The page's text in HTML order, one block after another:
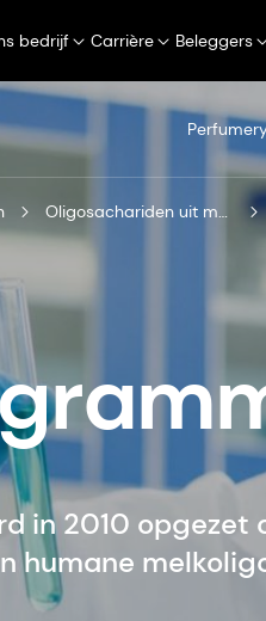
bedrijf Carrière Beleggers
Oligosachariden uit moedermelk
in 2010 opgezet
humane